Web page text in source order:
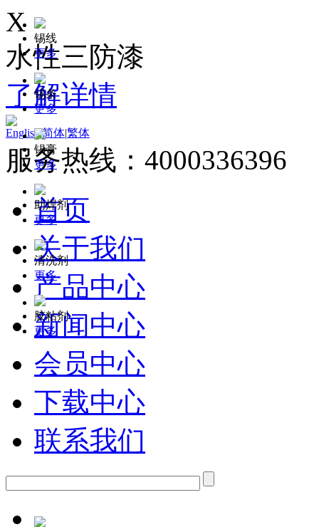
X
水性三防漆
了解详情
English|简体|繁体
服务热线：4000336396
首页
关于我们
产品中心
新闻中心
会员中心
下载中心
联系我们
锡线
更多
锡条
更多
锡膏
更多
助焊剂
更多
清洗剂
更多
胶粘剂
更多